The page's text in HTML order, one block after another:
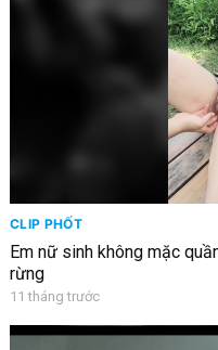
CLIP PHỐT
Em nữ sinh không mặc
rừng
11 tháng trước